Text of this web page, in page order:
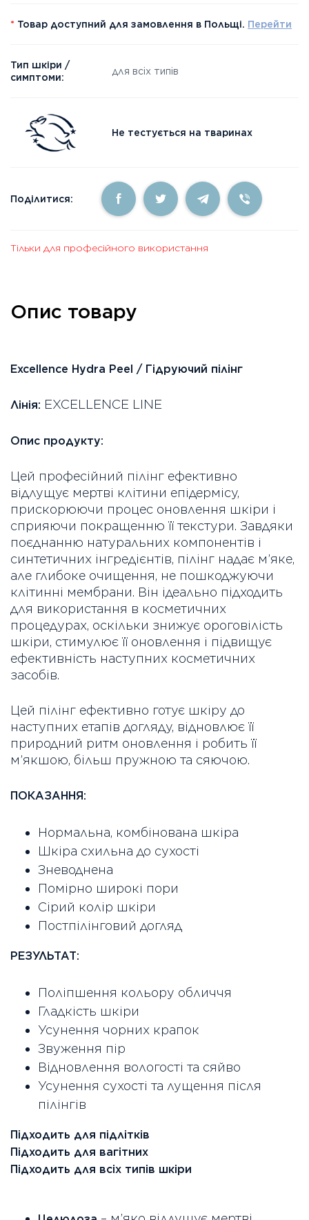
* Товар доступний для замовлення в Польщі. Перейти
Тип шкіри /
симптоми:
для всіх типів
Не тестується на тваринах
Поділитися:
Тільки для професійного використання
Опис товару
Excellence Hydra Peel / Гідруючий пілінг
Лінія: EXCELLENCE LINE
Опис продукту:
Цей професійний пілінг ефективно
відлущує мертві клітини епідермісу,
прискорюючи процес оновлення шкіри і
сприяючи покращенню її текстури. Завдяки
поєднанню натуральних компонентів і
синтетичних інгредієнтів, пілінг надає м’яке,
але глибоке очищення, не пошкоджуючи
клітинні мембрани. Він ідеально підходить
для використання в косметичних
процедурах, оскільки знижує ороговілість
шкіри, стимулює її оновлення і підвищує
ефективність наступних косметичних
засобів.
Цей пілінг ефективно готує шкіру до
наступних етапів догляду, відновлює її
природний ритм оновлення і робить її
м’якшою, більш пружною та сяючою.
ПОКАЗАННЯ:
Нормальна, комбінована шкіра
Шкіра схильна до сухості
Зневоднена
Помірно широкі пори
Сірий колір шкіри
Постпілінговий догляд
РЕЗУЛЬТАТ:
Поліпшення кольору обличчя
Гладкість шкіри
Усунення чорних крапок
Звуження пір
Відновлення вологості та сяйво
Усунення сухості та лущення після
пілінгів
Підходить для підлітків
Підходить для вагітних
Підходить для всіх типів шкіри